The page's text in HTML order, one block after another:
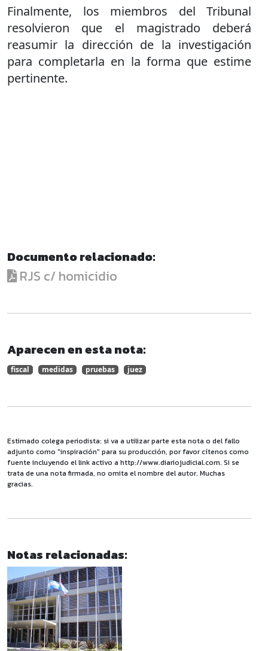
Finalmente, los miembros del Tribunal
resolvieron que el magistrado deberá
reasumir la dirección de la investigación
para completarla en la forma que estime
pertinente.
Documento relacionado:
RJS c/ homicidio
Aparecen en esta nota:
fiscal medidas pruebas juez
Estimado colega periodista: si va a utilizar parte esta nota o del fallo
adjunto como "inspiración" para su producción, por favor cítenos como
fuente incluyendo el link activo a http://www.diariojudicial.com. Si se
trata de una nota firmada, no omita el nombre del autor. Muchas
gracias.
Notas relacionadas: